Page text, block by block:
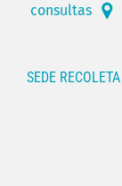
consultas
SEDE RECOLETA